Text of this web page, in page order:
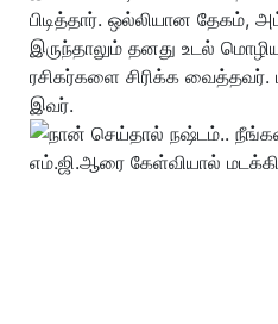
பிடித்தார். ஒல்லியான தேகம்,
இருந்தாலும் தனது உடல்
ரசிகர்களை சிரிக்க வைத்தவர்.
இவர்.